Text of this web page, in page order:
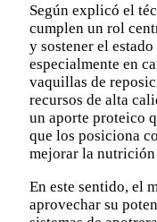
Según explicó el
cumplen un rol
y sostener el
especialmente en
vaquillas de
recursos de alta
un aporte proteico
que los posiciona
mejorar la
En este sentido, el
aprovechar su